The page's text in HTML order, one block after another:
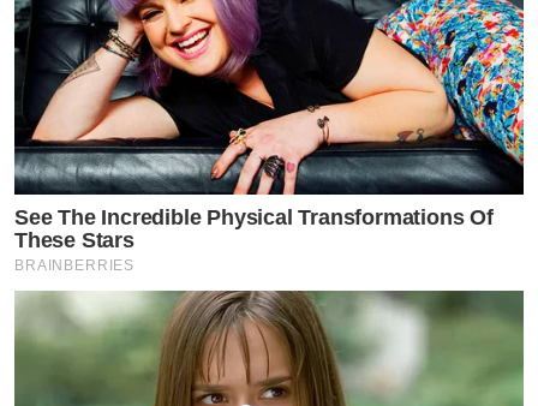
See The Incredible Physical Transformations Of
These Stars
BRAINBERRIES